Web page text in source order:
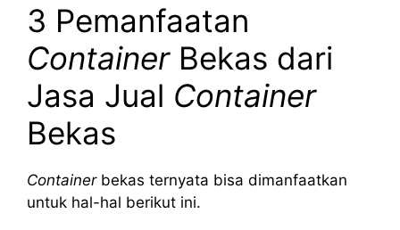
3 Pemanfaatan
ContainerBekas dari
Jasa Jual Container
Bekas
Containerbekas ternyata bisa dimanfaatkan
untuk hal-hal berikut ini.